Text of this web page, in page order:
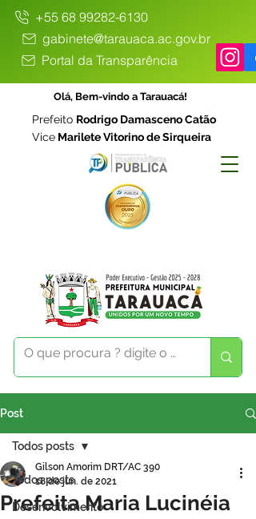
+55 68 99282-6130
gabinete@tarauaca.ac.gov.br
Portal da Transparência
Olá, Bem-vindo a Tarauacá!
Prefeito Rodrigo Damasceno Catão
Vice Marilete Vitorino de Sirqueira
Post
Todos posts
Desenvolvimento
Todos posts
Prefeita Maria Lucinéia
Gilson Amorim DRT/AC 390
18 de jun. de 2021